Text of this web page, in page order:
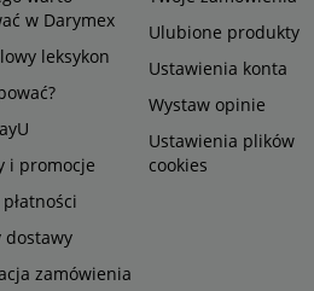
w Darymex
leksykon
i promocje
dostawy
zamówienia
Ulubione produkty
Ustawienia konta
Wystaw opinie
Ustawienia plików
cookies